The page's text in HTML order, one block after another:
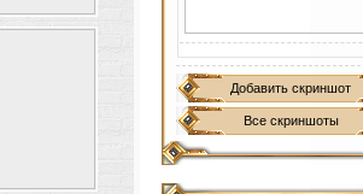
Добавить скриншот
Все скриншоты